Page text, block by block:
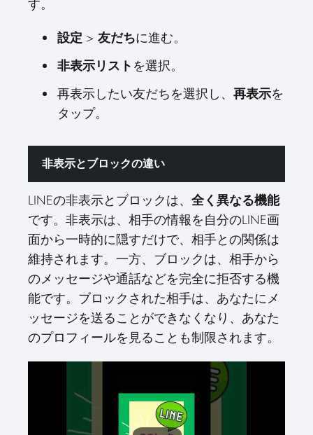
す。
設定 > 友だちに進む。
非表示リストを選択。
再表示したい友だちを選択し、 再表示を
タップ。
非表示とブロックの違い
LINEの非表示とブロックは、 全く異なる機能
です。非表示は、相手の情報を自分のLINE画
面から一時的に隠すだけで、相手との関係は
維持されます。一方、ブロックは、相手から
のメッセージや通話などを完全に拒否する機
能です。ブロックされた相手は、あなたにメ
ッセージを送ることができなくなり、あなた
のプロフィールを見ることも制限されます。